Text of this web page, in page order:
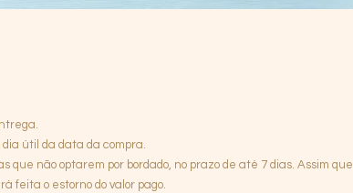
útil da data da compra.
que não optarem por bordado, no prazo de até 7 dias. Assim que
feita o estorno do valor pago.